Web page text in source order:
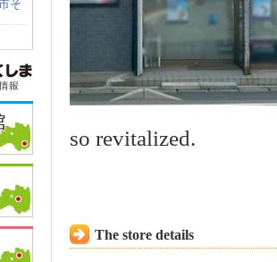
そ
so revitalized.
The store details